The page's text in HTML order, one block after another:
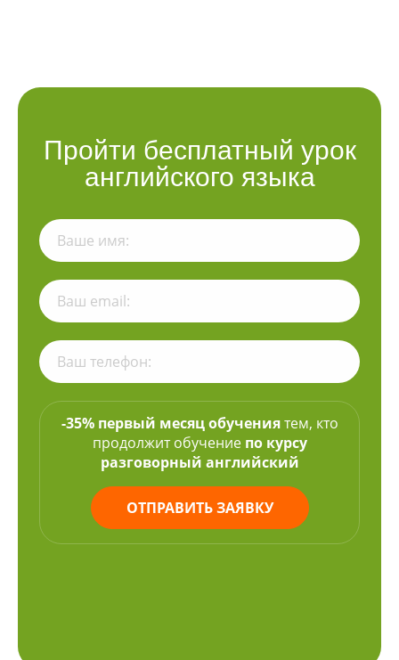
Пройти бесплатный урок
английского языка
-35% первый месяц обучениятем, кто
продолжит обучение по курсу
разговорный английский
ОТПРАВИТЬ ЗАЯВКУ